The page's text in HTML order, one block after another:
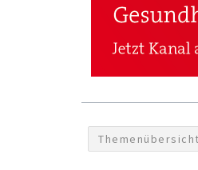
Themenübersicht